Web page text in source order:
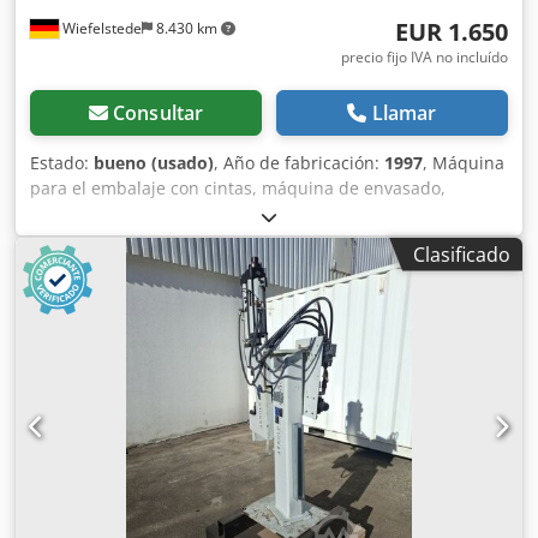
Wiefelstede 8.430 km EUR 1.650
precio fijo IVA no incluído
Consultar Llamar
Estado: bueno (usado), Año de fabricación: 1997, Máquina
para el embalaje con cintas, máquina de envasado,
máquina para atar con cintas -Semiautomática: máquina
para el embalaje de palés -Montada sobre: un bastidor de
transporte -Tensión: 230 V -Dimensiones: 650/800/A1250
mm Codpfx Ajd R Ak Tsbxsha -Peso: 102 kg
Clasificado